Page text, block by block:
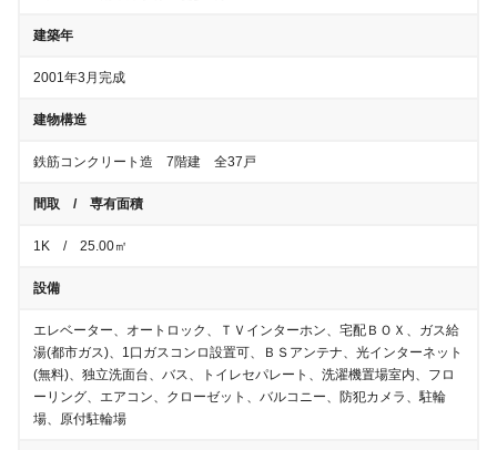
建築年
2001年3月完成
建物構造
鉄筋コンクリート造 7階建 全37戸
間取 / 専有面積
1K / 25.00㎡
設備
エレベーター、オートロック、ＴＶインターホン、宅配ＢＯＸ、ガス給
湯(都市ガス)、1口ガスコンロ設置可、ＢＳアンテナ、光インターネット
(無料)、独立洗面台、バス、トイレセパレート、洗濯機置場室内、フロ
ーリング、エアコン、クローゼット、バルコニー、防犯カメラ、駐輪
場、原付駐輪場